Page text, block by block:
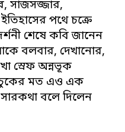
সাজসজ্জার,
ইতিহাসের পথে চক্রে
শেষে কবি জানেন
বলবার, দেখানোর,
স্রেফ অন্নভূক
মত এও এক
বলে দিলেন